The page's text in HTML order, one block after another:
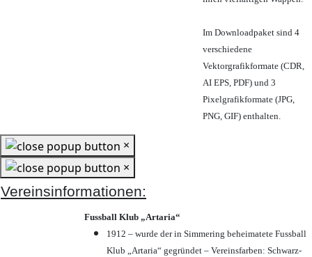
Im Downloadpaket sind 4
verschiedene
Vektorgrafikformate (CDR,
AI EPS, PDF) und 3
Pixelgrafikformate (JPG,
PNG, GIF) enthalten.
×
×
Vereinsinformationen:
Fussball Klub „Artaria“
1912 – wurde der in Simmering beheimatete Fussball
Klub „Artaria“ gegründet – Vereinsfarben: Schwarz-